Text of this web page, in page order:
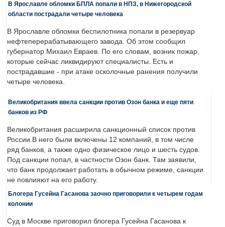
В Ярославле обломки БПЛА попали в НПЗ, в Нижегородской
области пострадали четыре человека
В Ярославле обломки беспилотника попали в резервуар
нефтеперерабатывающего завода. Об этом сообщил
губернатор Михаил Евраев. По его словам, возник пожар,
которые сейчас ликвидируют специалисты. Есть и
пострадавшие - при атаке осколочные ранения получили
четыре человека.
Великобритания ввела санкции против Озон банка и еще пяти
банков из РФ
Великобритания расширила санкционный список против
России.В него были включены 12 компаний, в том числе
ряд банков, а также одно физическое лицо и шесть судов.
Под санкции попал, в частности Озон банк. Там заявили,
что банк продолжает работать в обычном режиме, санкции
не повлияют на его работу.
Блогера Гусейна Гасанова заочно приговорили к четырем годам
колонии
Суд в Москве приговорил блогера Гусейна Гасанова к